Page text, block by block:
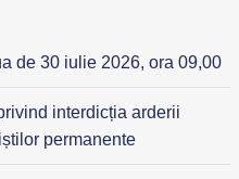
de 30 iulie 2026, ora 09,00
interdicția arderii
permanente